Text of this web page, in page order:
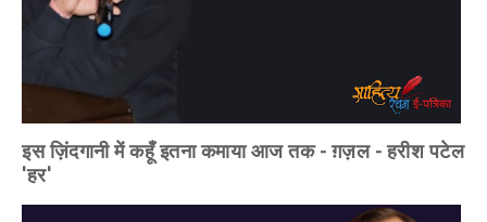
इस ज़िंदगानी में कहूँ इतना कमाया आज तक - ग़ज़ल - हरीश पटेल
'हर'